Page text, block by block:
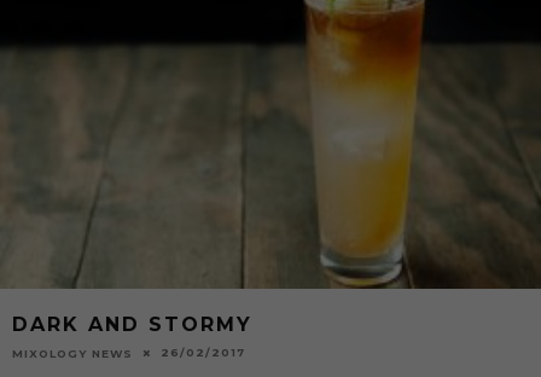
DARK AND STORMY
MIXOLOGY NEWS 26/02/2017